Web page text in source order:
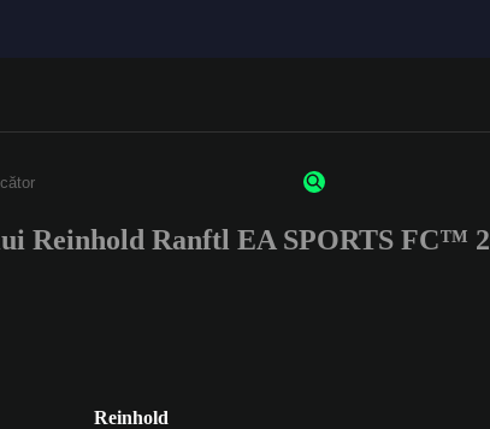
a minimum of 3 characters or numbers
Reinhold Ranftl EA SPORTS FC™
Reinhold